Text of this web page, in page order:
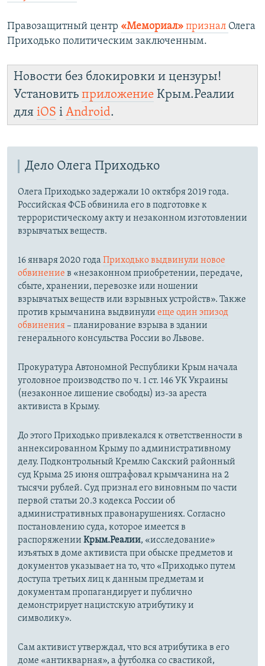
Правозащитный центр «Мемориал» признал Олега
Приходько политическим заключенным.
Новости без блокировки и цензуры!
Установить приложение Крым.Реалии
для iOS і Android.
Дело Олега Приходько
Олега Приходько задержали 10 октября 2019 года.
Российская ФСБ обвинила его в подготовке к
террористическому акту и незаконном изготовлении
взрывчатых веществ.
16 января 2020 года Приходько выдвинули новое
обвинение в «незаконном приобретении, передаче,
сбыте, хранении, перевозке или ношении
взрывчатых веществ или взрывных устройств​». Также
против крымчанина выдвинули еще один эпизод
обвинения– планирование взрыва в здании
генерального консульства России во Львове.
Прокуратура Автономной Республики Крым начала
уголовное производство по ч. 1 ст. 146 УК Украины
(незаконное лишение свободы) из-за ареста
активиста в Крыму.
До этого Приходько привлекался к ответственности в
аннексированном Крыму по административному
делу. Подконтрольный Кремлю Сакский районный
суд Крыма 25 июня оштрафовал крымчанина на 2
тысячи рублей. Суд признал его виновным по части
первой статьи 20.3 кодекса России об
административных правонарушениях. Согласно
постановлению суда, которое имеется в
распоряжении Крым.Реалии, «исследование»
изъятых в доме активиста при обыске предметов и
документов указывает на то, что «Приходько путем
доступа третьих лиц к данным предметам и
документам пропагандирует и публично
демонстрирует нацистскую атрибутику и
символику».
Сам активист утверждал, что вся атрибутика в его
доме «антикварная», а футболка со свастикой,